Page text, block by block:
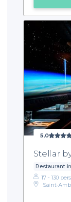
5,0
Stellar
Restaurant
17 - 130 pers.
Saint-